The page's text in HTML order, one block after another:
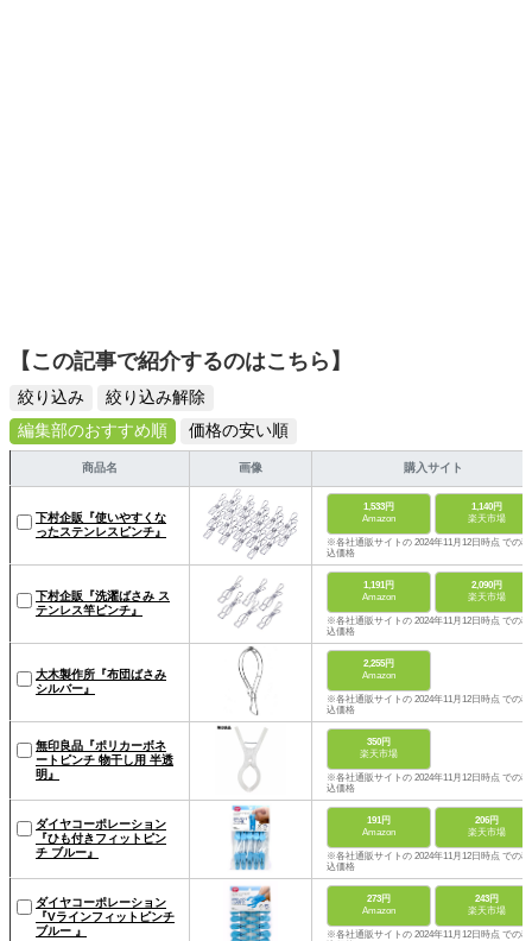
【この記事で紹介するのはこちら】
絞り込み
絞り込み解除
編集部のおすすめ順
価格の安い順
商品名 画像 購入サイト
下村企販『使いやすくな
ったステンレスピンチ』
1,533円
Amazon
1,140円
楽天市場
※各社通販サイトの 2024年11月12日時点 での税
込価格
下村企販『洗濯ばさみ ス
テンレス竿ピンチ』
1,191円
Amazon
2,090円
楽天市場
※各社通販サイトの 2024年11月12日時点 での税
込価格
大木製作所『布団ばさみ
シルバー』
2,255円
Amazon
※各社通販サイトの 2024年11月12日時点 での税
込価格
無印良品『ポリカーボネ
ートピンチ 物干し用 半透
明』
350円
楽天市場
※各社通販サイトの 2024年11月12日時点 での税
込価格
ダイヤコーポレーション
『ひも付きフィットピン
チ ブルー』
191円
Amazon
206円
楽天市場
※各社通販サイトの 2024年11月12日時点 での税
込価格
ダイヤコーポレーション
『Vラインフィットピンチ
ブルー 』
273円
Amazon
243円
楽天市場
※各社通販サイトの 2024年11月12日時点 での税